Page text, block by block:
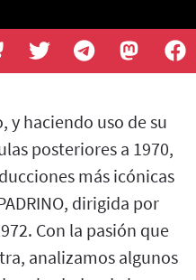
y haciendo uso de su
posteriores a 1970,
más icónicas
dirigida por
Con la pasión que
analizamos algunos